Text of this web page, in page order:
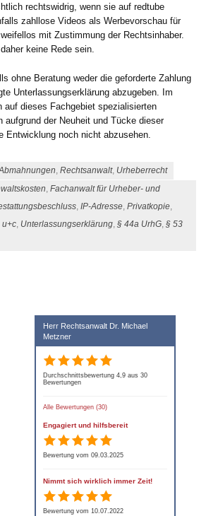
rechtswidrig, wenn sie auf redtube
zahllose Videos als Werbevorschau für
mit Zustimmung der Rechtsinhaber.
keine Rede sein.
ohne Beratung weder die geforderte Zahlung
Unterlassungserklärung abzugeben. Im
auf dieses Fachgebiet spezialisierten
aufgrund der Neuheit und Tücke dieser
Entwicklung noch nicht abzusehen.
, Rechtsanwalt, Urheberrecht
, Fachanwalt für Urheber- und
, IP-Adresse, Privatkopie,
u+c, Unterlassungserklärung, § 44a UrhG, § 53
weniger Tage kompetentes
Feedback erhalten. Wir können
ihn als Anwalt und das Team
empfehlen!
Herr Rechtsanwalt Dr. Michael
Metzner
Durchschnittsbewertung 4,9 aus 30
Bewertungen
Alle Bewertungen (30)
Engagiert und hilfsbereit
Bewertung vom 09.03.2025
Nimmt sich wirklich immer Zeit!
Bewertung vom 10.07.2022